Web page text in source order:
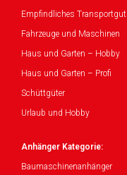
Empfindliches Transportgut
Fahrzeuge und Maschinen
Haus und Garten – Hobby
Haus und Garten – Profi
Schüttgüter
Urlaub und Hobby
Anhänger Kategorie:
Baumaschinenanhänger